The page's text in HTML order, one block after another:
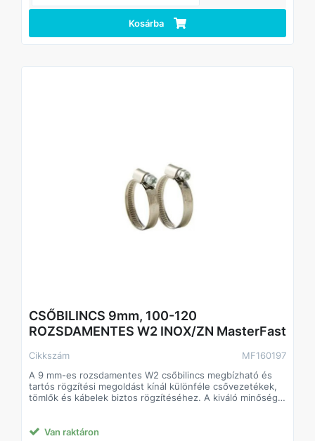
Kosárba
CSŐBILINCS 9mm, 100-120
ROZSDAMENTES W2 INOX/ZN MasterFast
Cikkszám
MF160197
A 9 mm-es rozsdamentes W2 csőbilincs megbízható és
tartós rögzítési megoldást kínál különféle csővezetékek,
tömlők és kábelek biztos rögzítéséhez. A kiváló minőségű
hosszú élettartamot garantál akár kültéri vagy nedves
Van raktáron